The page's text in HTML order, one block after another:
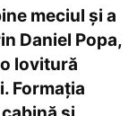
meciul şi a
Daniel Popa,
lovitură
Formaţia